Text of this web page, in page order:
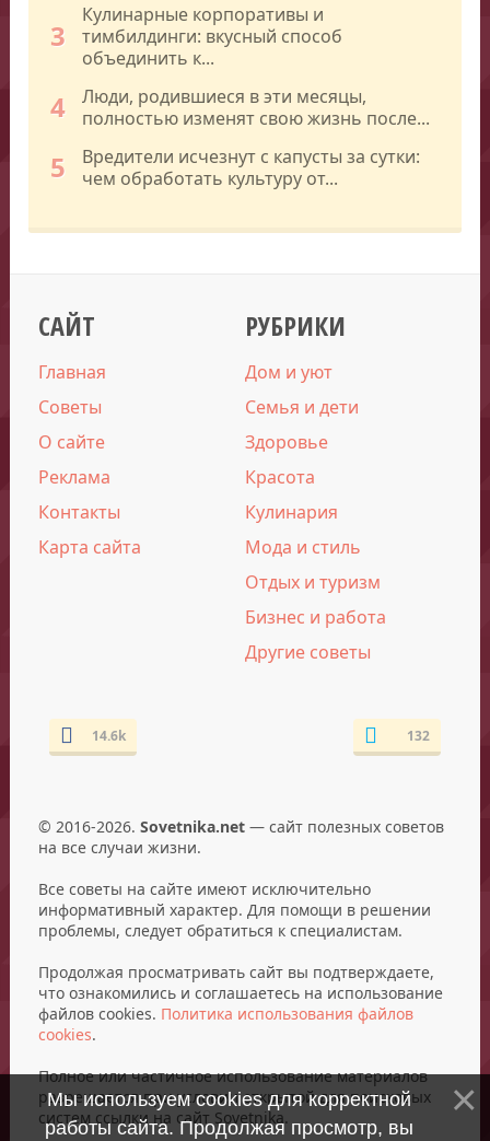
3
Кулинарные корпоративы и
тимбилдинги: вкусный способ
объединить к...
4
Люди, родившиеся в эти месяцы,
полностью изменят свою жизнь после...
5
Вредители исчезнут с капусты за сутки:
чем обработать культуру от...
САЙТ
Главная
Советы
О сайте
Реклама
Контакты
Карта сайта
РУБРИКИ
Дом и уют
Семья и дети
Здоровье
Красота
Кулинария
Мода и стиль
Отдых и туризм
Бизнес и работа
Другие советы
14.6k 132
© 2016-2026. Sovetnika.net— сайт полезных советов
на все случаи жизни.
Все советы на сайте имеют исключительно
информативный характер. Для помощи в решении
проблемы, следует обратиться к специалистам.
Продолжая просматривать сайт вы подтверждаете,
что ознакомились и соглашаетесь на использование
файлов cookies. Политика использования файлов
cookies.
Полное или частичное использование материалов
разрешается при условии открытой для поисковых
систем ссылки на сайт Sovetnika.
Мы используем cookies для корректной
работы сайта. Продолжая просмотр, вы